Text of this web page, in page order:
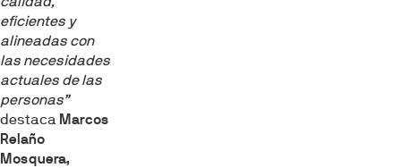
Estadística
Marketing
eficientes y
alineadas con
las necesidades
actuales de las
personas”
destaca Marcos
Relaño
Mosquera,